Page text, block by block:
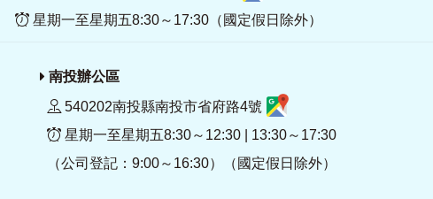
星期一至星期五8:30～17:30（國定假日除外）
南投辦公區
540202南投縣南投市省府路4號
星期一至星期五8:30～12:30 | 13:30～17:30
（公司登記：9:00～16:30）（國定假日除外）